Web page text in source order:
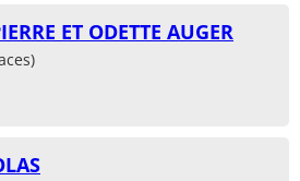
ET ODETTE AUGER